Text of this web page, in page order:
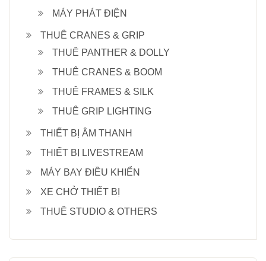
MÁY PHÁT ĐIỆN
THUÊ CRANES & GRIP
THUÊ PANTHER & DOLLY
THUÊ CRANES & BOOM
THUÊ FRAMES & SILK
THUÊ GRIP LIGHTING
THIẾT BỊ ÂM THANH
THIẾT BỊ LIVESTREAM
MÁY BAY ĐIỀU KHIỂN
XE CHỞ THIẾT BỊ
THUÊ STUDIO & OTHERS